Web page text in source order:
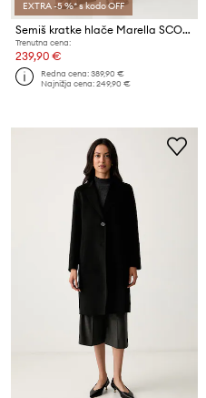
EXTRA -5 %* s kodo OFF
Semiš kratke hlače Marella SCOGLIO
Trenutna cena:
239,90 €
Redna cena:389,90 €
Najnižja cena:249,90 €